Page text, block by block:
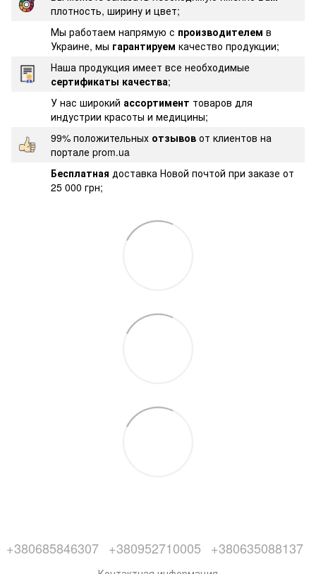
плотность, ширину и цвет;
Мы работаем напрямую с производителем в
Украине, мы гарантируем качество продукции;
Наша продукция имеет все необходимые
сертификаты качества;
У нас широкий ассортимент товаров для
индустрии красоты и медицины;
99% положительных отзывов от клиентов на
портале prom.ua
Бесплатная доставка Новой почтой при заказе от
25 000 грн;
+380685846307 +380952710005 +380635088137